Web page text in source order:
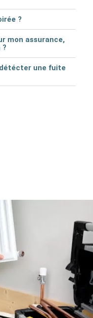
?
mon assurance,
?
une fuite